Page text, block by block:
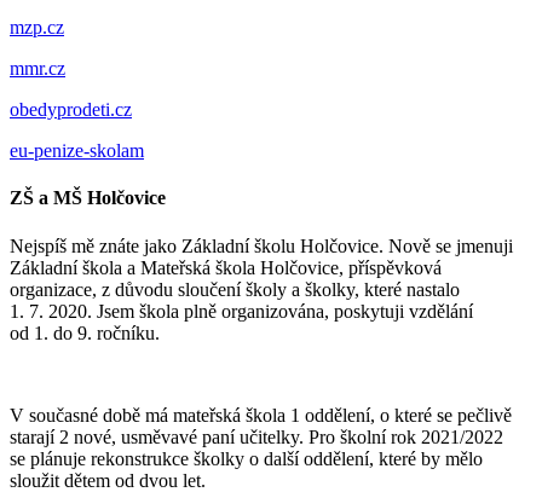
mzp.cz
mmr.cz
obedyprodeti.cz
eu-penize-skolam
ZŠ a MŠ Holčovice
Nejspíš mě znáte jako Základní školu Holčovice. Nově se jmenuji
Základní škola a Mateřská škola Holčovice, příspěvková
organizace, z důvodu sloučení školy a školky, které nastalo
1. 7. 2020. Jsem škola plně organizována, poskytuji vzdělání
od 1. do 9. ročníku.
V současné době má mateřská škola 1 oddělení, o které se pečlivě
starají 2 nové, usměvavé paní učitelky. Pro školní rok 2021/2022
se plánuje rekonstrukce školky o další oddělení, které by mělo
sloužit dětem od dvou let.